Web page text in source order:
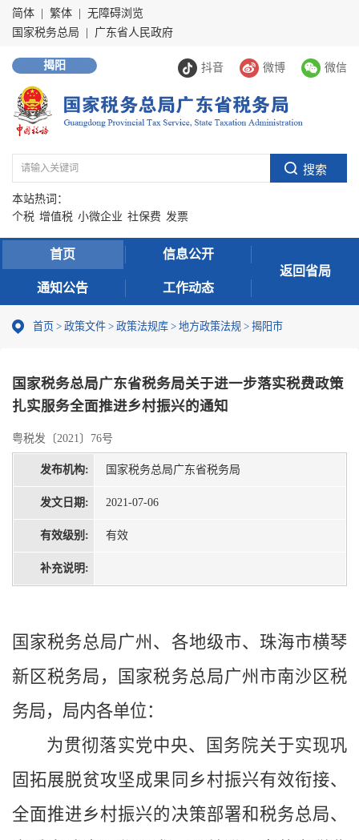
简体 繁体
无障碍浏览
国家税务总局
广东省人民政府
抖音 微博 微信
揭阳
本站热词：
个税 增值税 小微企业 社保费 发票
首页 信息公开
通知公告 工作动态
返回省局
首页 > 政策文件 > 政策法规库 > 地方政策法规 > 揭阳市
国家税务总局广东省税务局关于进一步落实税费政策
扎实服务全面推进乡村振兴的通知
粤税发〔2021〕76号
发布机构: 国家税务总局广东省税务局
发文日期: 2021-07-06
有效级别: 有效
补充说明:
国家税务总局广州、各地级市、珠海市横琴
新区税务局，国家税务总局广州市南沙区税
务局，局内各单位：
为贯彻落实党中央、国务院关于实现巩
固拓展脱贫攻坚成果同乡村振兴有效衔接、
全面推进乡村振兴的决策部署和税务总局、